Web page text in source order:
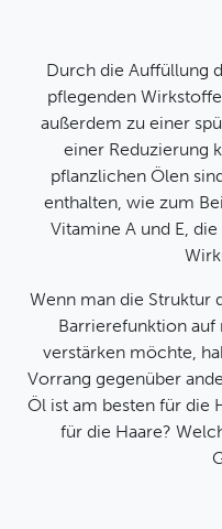
Durch die Auffüllung
pflegenden
außerdem zu einer
einer Reduzierung
pflanzlichen Ölen
enthalten, wie zum
Vitamine A und E,
Wenn man die Struktur
Barrierefunktion
verstärken möchte,
Vorrang gegenüber
Öl ist am besten für die
für die Haare?